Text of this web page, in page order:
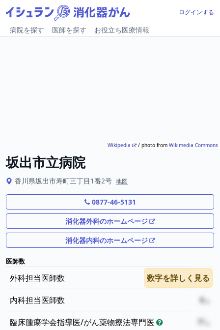
ログインする
病院を探す 医師を探す お役立ち医療情報
Wikipedia / photo from Wikimedia Commons
坂出市立病院
香川県坂出市寿町三丁目1番2号 地図
0877-46-5131
消化器外科のホームページ
消化器内科のホームページ
医師数
外科担当医師数 7
内科担当医師数 6
臨床腫瘍学会指導医/がん薬物療法専門医 ??
数字を詳しく見る